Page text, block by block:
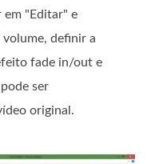
em "Editar" e
definir a
fade in/out e
ser
original.